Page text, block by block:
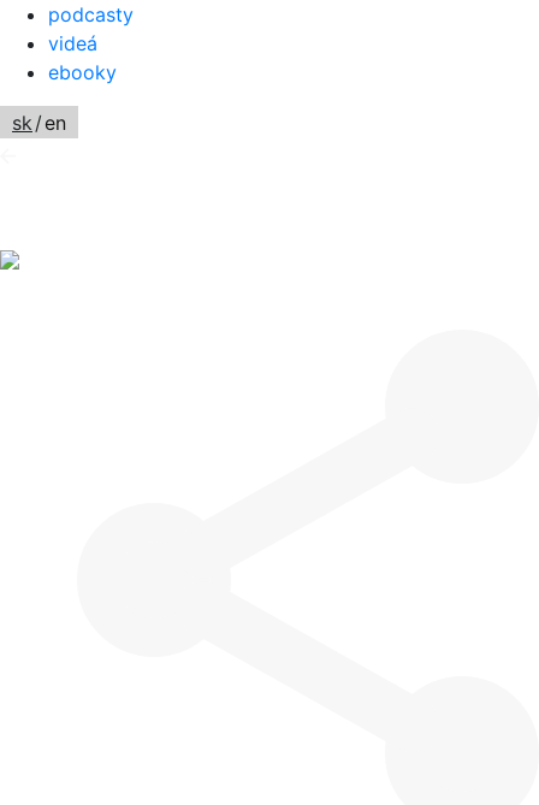
podcasty
videá
ebooky
sk/en